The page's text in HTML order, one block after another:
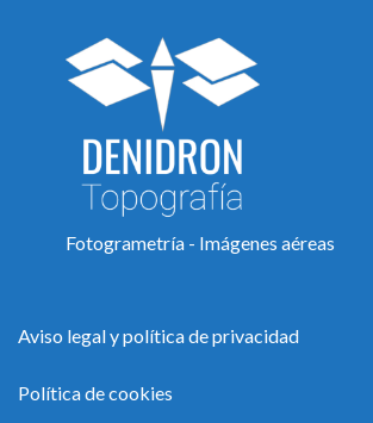
Fotogrametría - Imágenes aéreas
Aviso legal y política de privacidad
Política de cookies